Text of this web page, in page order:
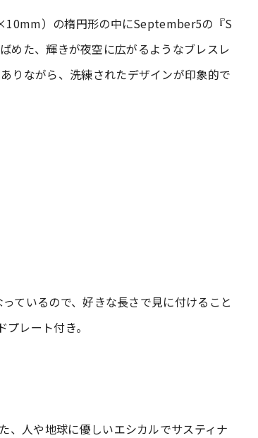
）の楕円形の中にSeptember5の『S
た、輝きが夜空に広がるようなブレスレ
りながら、洗練されたデザインが印象的で
ているので、好きな長さで見に付けること
レート付き。
、人や地球に優しいエシカルでサスティナ